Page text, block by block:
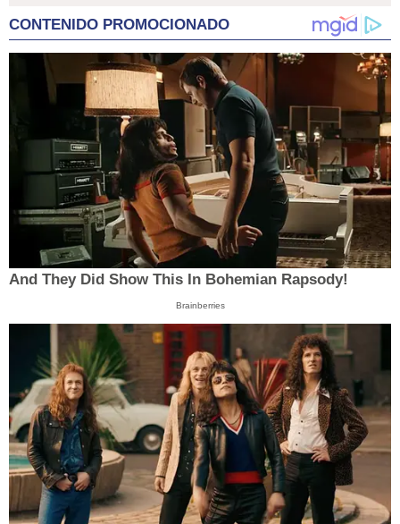
CONTENIDO PROMOCIONADO
And They Did Show This In Bohemian Rapsody!
Brainberries